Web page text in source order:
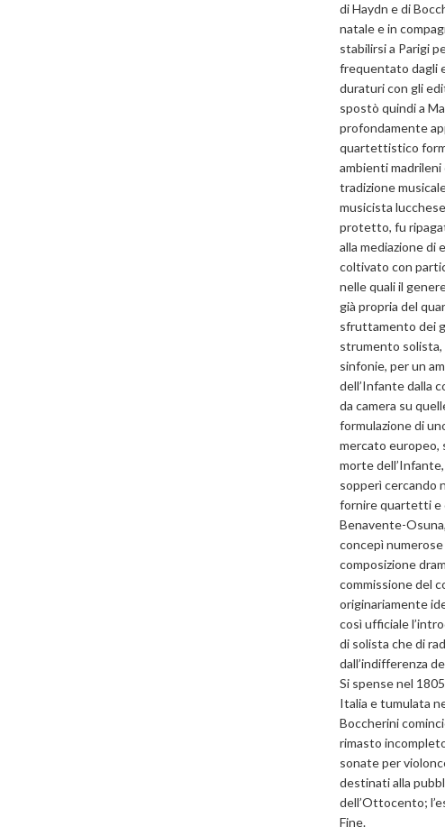
di Haydn e di
natale e in
stabilirsi a Parigi
frequentato dagli
duraturi con gli
spostò quindi a
profondamente
quartettistico
ambienti
tradizione
musicista
protetto, fu
alla mediazione
coltivato con
nelle quali il
già propria del
sfruttamento dei
strumento solista,
sinfonie, per un
dell’Infante dalla
da camera su
formulazione di
mercato europeo,
morte
sopperì cercando
fornire quartetti e
Benavente-
concepì
composizione
commissione del
originariamente
così ufficiale
di solista che di
dall’indifferenza
Si spense nel
Italia e tumulata
Boccherini
rimasto
sonate per
destinati alla
dell’Ottocento;
Fine.